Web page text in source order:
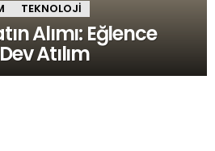
TEKNOLOJI
Alımı: Eğlence
Atılım